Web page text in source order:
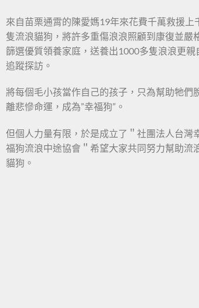
來自苗栗通霄的陳愛媽19年來花費千萬救援上
隻流浪貓狗，將許多重傷浪浪照顧到康復並嚴
篩選優質領養家庭，送養出1000多隻浪浪更親
追蹤探訪。
將每個毛小孩當作自己的孩子，只為幫助牠們
離悲慘命運，成為”幸福狗”。
但個人力量有限，於是成立了＂社團法人台灣
福狗流浪中途協會＂希望大家共同努力幫助流
貓狗。